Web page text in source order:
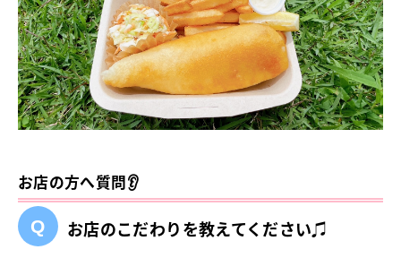
お店の方へ質問👂
お店のこだわりを教えてください♫